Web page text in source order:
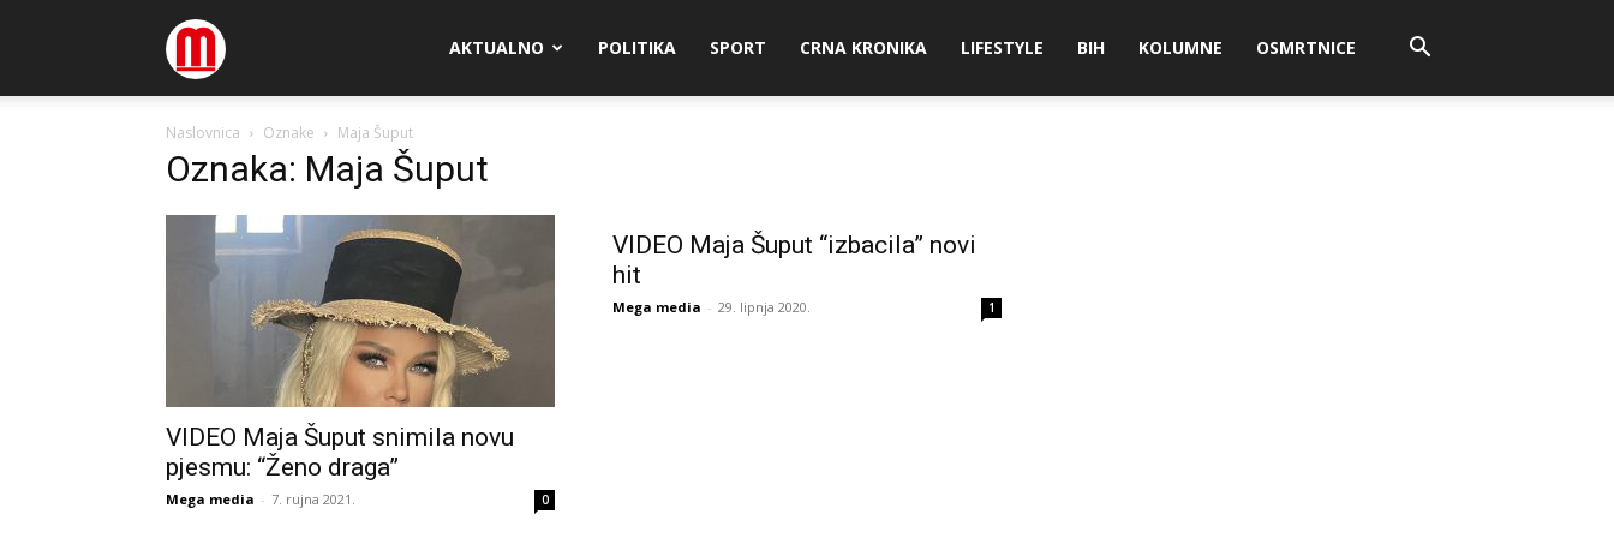
Megamedia AKTUALNO POLITIKA SPORT CRNA KRONIKA LIFESTYLE BIH KOLUMNE OSMRTNICE
Naslovnica Oznake Maja Šuput
Oznaka: Maja Šuput
VIDEO Maja Šuput snimila novu
pjesmu: “Ženo draga”
Mega media - 7. rujna 2021. 0
VIDEO Maja Šuput “izbacila” novi
hit
Mega media - 29. lipnja 2020. 1